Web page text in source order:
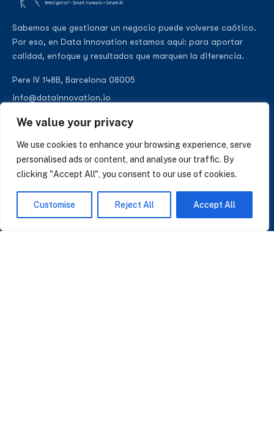
We value your privacy
We use cookies to enhance your browsing experience, serve
personalised ads or content, and analyse our traffic. By
clicking "Accept All", you consent to our use of cookies.
Customise Reject All Accept All
Sabemos que gestionar un negocio puede volverse caótico.
Por eso, en Data Innovation estamos aquí: para aportar
calidad, enfoque y resultados que marquen la diferencia.
Pere IV 148B, Barcelona 08005
info@datainnovation.io
SUSCRÍBASE A NUESTRAS NOTICIAS
Perspectivas sobre IA, datos y CRM. Sin spam, solo lo que importa.